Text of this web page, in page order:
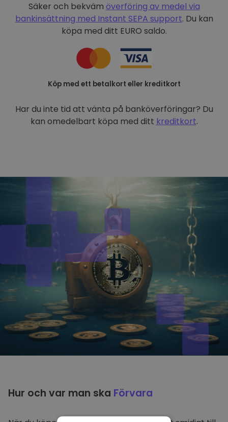
Säker och bekväm överföring av medel via
bankinsättning med Instant SEPA support. Du kan
köpa med ditt EURO saldo.
Köp med ett betalkort eller kreditkort
Har du inte tid att vänta på banköverföringar? Du
kan omedelbart köpa med ditt kreditkort.
Hur och var man ska Förvara